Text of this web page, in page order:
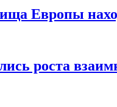
Европы
роста